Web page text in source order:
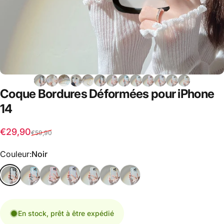
Coque BorduresDéforméespouriPhone
14
Prix promotionnel
€29,90
Prix habituel
€59,90
Couleur
Couleur:Noir
En stock, prêt à être expédié